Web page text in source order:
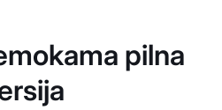
pilna